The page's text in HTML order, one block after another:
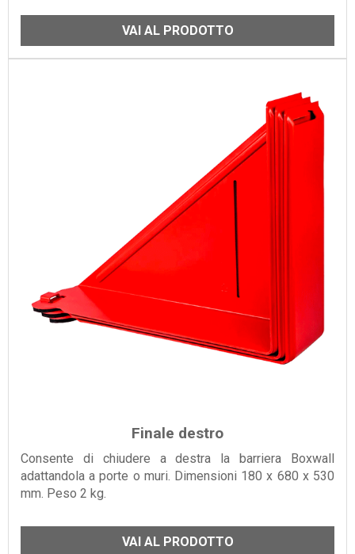
VAI AL PRODOTTO
Finale destro
Consente di chiudere a destra la barriera Boxwall
adattandola a porte o muri. Dimensioni 180 x 680 x 530
mm. Peso 2 kg.
VAI AL PRODOTTO